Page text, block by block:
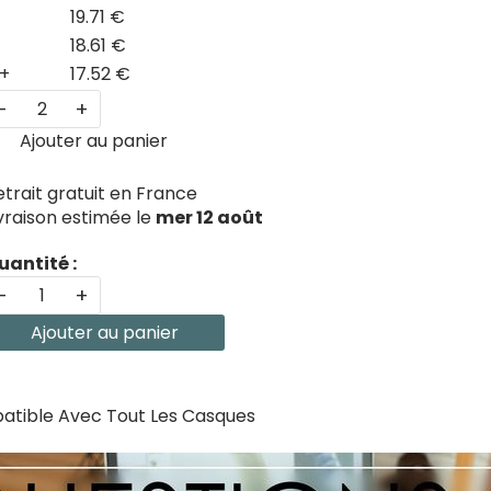
19.71 €
18.61 €
17.52 €
+
Ajouter au panier
gratuit en France
estimée le mer 12 août
:
+
Ajouter au panier
Avec Tout Les Casques